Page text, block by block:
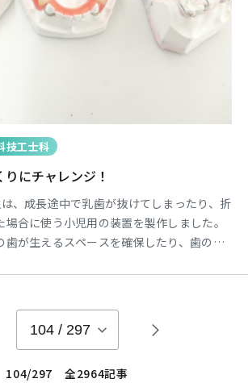
技工士科
にチャレンジ！
、成長途中で乳歯が抜けてしまったり、折
合に使う小児用の装置を製作しました。
歯が生えるスペースを確保したり、歯の位
ヤー（針金）をプライヤーでつかんで固
104 / 297
104/297 全2964記事